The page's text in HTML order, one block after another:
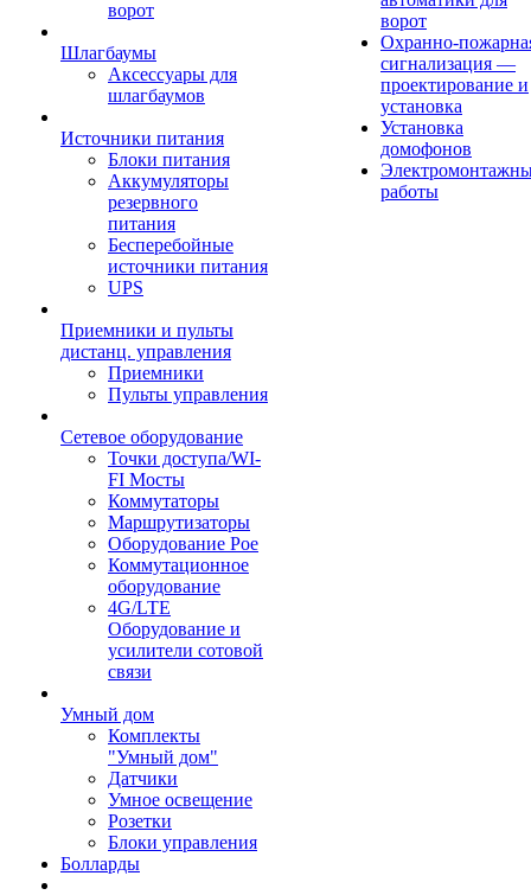
ворот
Шлагбаумы
Аксессуары для
шлагбаумов
Источники питания
Блоки питания
Аккумуляторы
резервного
питания
Бесперебойные
источники питания
UPS
Приемники и пульты
дистанц. управления
Приемники
Пульты управления
Сетевое оборудование
Точки доступа/WI-
FI Мосты
Коммутаторы
Маршрутизаторы
Оборудование Poe
Коммутационное
оборудование
4G/LTE
Оборудование и
усилители сотовой
связи
Умный дом
Комплекты
"Умный дом"
Датчики
Умное освещение
Розетки
Блоки управления
Болларды
ворот
Охранно-
сигнализация —
проектирование и
установка
Установка
домофонов
работы